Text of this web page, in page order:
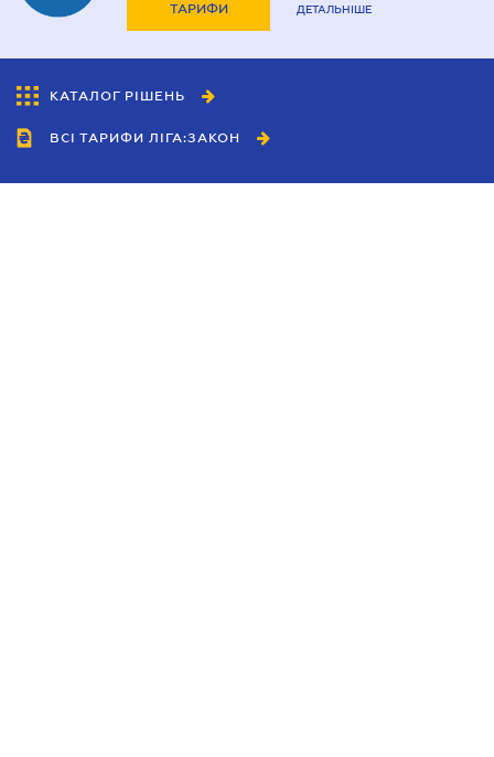
ТАРИФИ ДЕТАЛЬНІШЕ
КАТАЛОГ РІШЕНЬ
ВСІ ТАРИФИ ЛІГА:ЗАКОН